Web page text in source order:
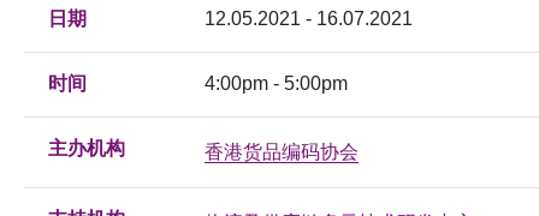
日期 12.05.2021 - 16.07.2021
时间 4:00pm - 5:00pm
主办机构 香港货品编码协会